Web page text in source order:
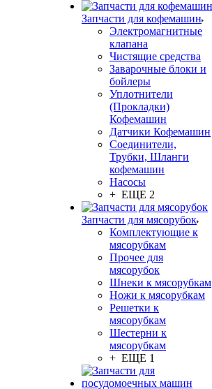
Запчасти для кофемашин
Электромагнитные
клапана
Чистящие средства
Заварочные блоки и
бойлеры
Уплотнители
(Прокладки)
Кофемашин
Датчики Кофемашин
Соединители,
Трубки, Шланги
кофемашин
Насосы
+ ЕЩЕ 2
Запчасти для мясорубок
Комплектующие к
мясорубкам
Прочее для
мясорубок
Шнеки к мясорубкам
Ножи к мясорубкам
Решетки к
мясорубкам
Шестерни к
мясорубкам
+ ЕЩЕ 1